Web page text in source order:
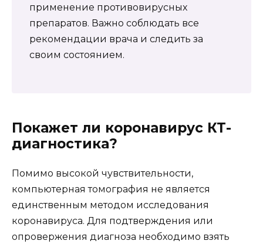
применение противовирусных
препаратов. Важно соблюдать все
рекомендации врача и следить за
своим состоянием.
Покажет ли коронавирус КТ-
диагностика?
Помимо высокой чувствительности,
компьютерная томография не является
единственным методом исследования
коронавируса. Для подтверждения или
опровержения диагноза необходимо взять